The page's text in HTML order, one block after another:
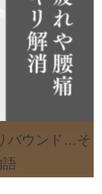
バウンド…そ